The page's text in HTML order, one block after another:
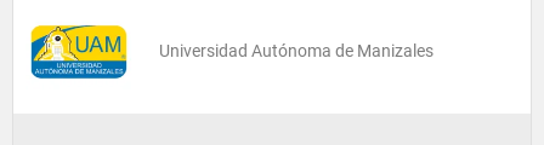
Universidad Autónoma de Manizales